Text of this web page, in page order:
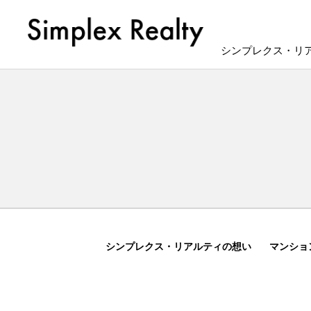
シンプレクス・リ
シンプレクス・リアルティの想い マンシ